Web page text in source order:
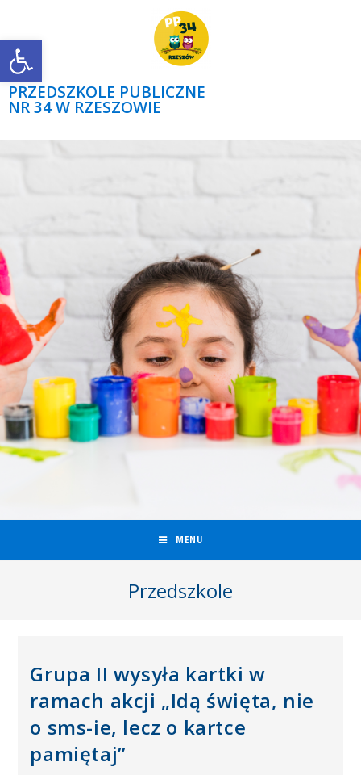
Open toolbar
PRZEDSZKOLE PUBLICZNE
NR 34 W RZESZOWIE
MENU
Przedszkole
Grupa II wysyła kartki w
ramach akcji „Idą święta, nie
o sms-ie, lecz o kartce
pamiętaj”